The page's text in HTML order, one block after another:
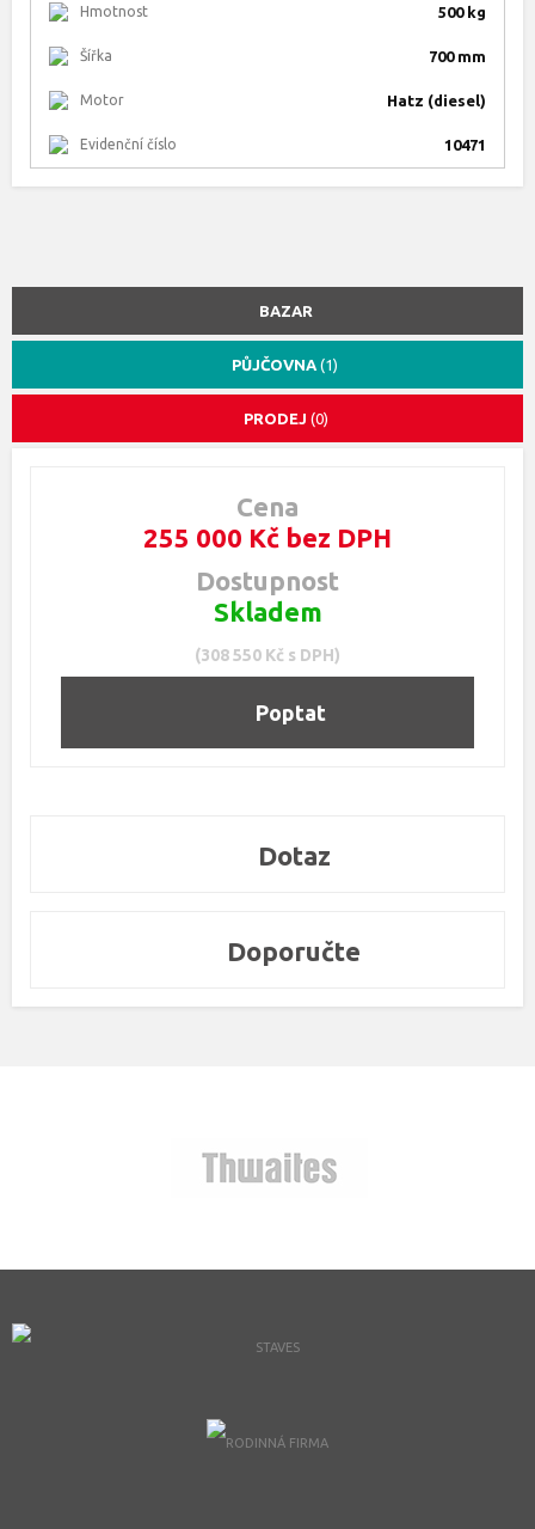
Hmotnost 500 kg
Šířka 700 mm
Motor Hatz (diesel)
Evidenční číslo 10471
BAZAR
PŮJČOVNA (1)
PRODEJ (0)
Cena
255 000 Kč bez DPH
Dostupnost
Skladem
(308 550 Kč s DPH)
Poptat
Dotaz
Doporučte